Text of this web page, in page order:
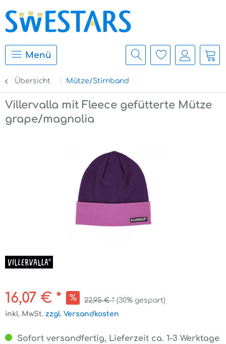
Menü
Übersicht Mütze/Stirnband
Villervalla mit Fleece gefütterte Mütze
grape/magnolia
16,07 € * 22,95 € * (30% gespart)
inkl. MwSt. zzgl. Versandkosten
Sofort versandfertig, Lieferzeit ca. 1-3 Werktage